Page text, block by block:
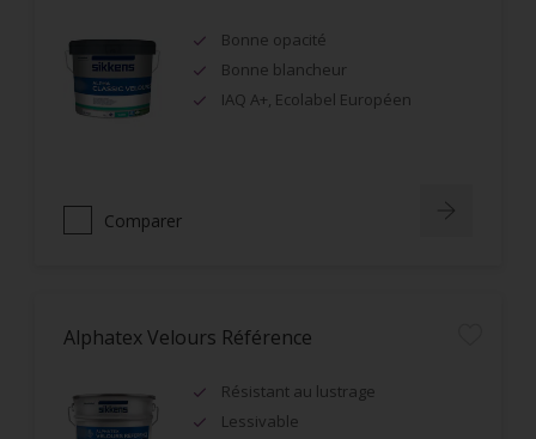
Bonne opacité
Bonne blancheur
IAQ A+, Ecolabel Européen
Comparer
Alphatex Velours Référence
Résistant au lustrage
Lessivable